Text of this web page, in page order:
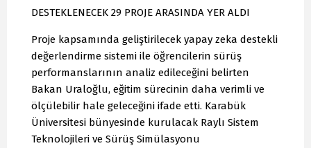
DESTEKLENECEK 29 PROJE ARASINDA YER ALDI
Proje kapsamında geliştirilecek yapay zeka destekli
değerlendirme sistemi ile öğrencilerin sürüş
performanslarının analiz edileceğini belirten
Bakan Uraloğlu, eğitim sürecinin daha verimli ve
ölçülebilir hale geleceğini ifade etti. Karabük
Üniversitesi bünyesinde kurulacak Raylı Sistem
Teknolojileri ve Sürüş Simülasyonu